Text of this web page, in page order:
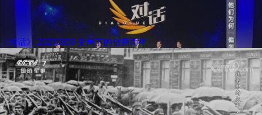
《对话》 20200808 变局下的创新而生